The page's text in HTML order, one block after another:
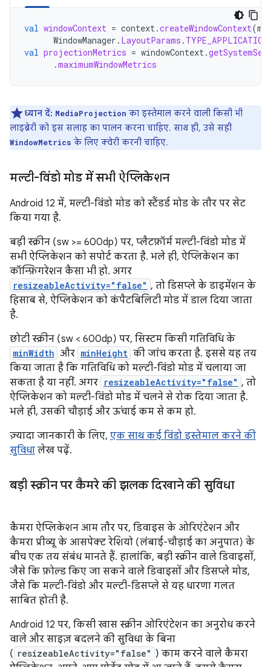
val windowContext = context.createWindowContext(
WindowManager . LayoutParams . TYPE_APPLICATION
val projectionMetrics = windowContext.
.maximumWindowMetrics
ध्यान दें: MediaProjection का इस्तेमाल करने वाली किसी भी
लाइब्रेरी को इस सलाह का पालन करना चाहिए. साथ ही, उसे सही
WindowMetrics के लिए क्वेरी करनी चाहिए.
मल्टी-विंडो मोड में सभी ऐप्लिकेशन
Android 12 में, मल्टी-विंडो मोड को स्टैंडर्ड मोड के तौर पर सेट
किया गया है.
बड़ी स्क्रीन (sw >= 600dp) पर, प्लैटफ़ॉर्म मल्टी-विंडो मोड में
सभी ऐप्लिकेशन को सपोर्ट करता है. भले ही, ऐप्लिकेशन का
कॉन्फ़िगरेशन कैसा भी हो. अगर
resizeableActivity="false" , तो डिसप्ले के डाइमेंशन के
हिसाब से, ऐप्लिकेशन को कंपैटबिलिटी मोड में डाल दिया जाता
है.
छोटी स्क्रीन (sw < 600dp) पर, सिस्टम किसी गतिविधि के
minWidth और minHeight की जांच करता है. इससे यह तय
किया जाता है कि गतिविधि को मल्टी-विंडो मोड में चलाया जा
सकता है या नहीं. अगर resizeableActivity="false" , तो
ऐप्लिकेशन को मल्टी-विंडो मोड में चलने से रोक दिया जाता है.
भले ही, उसकी चौड़ाई और ऊंचाई कम से कम हो.
ज़्यादा जानकारी के लिए, एक साथ कई विंडो इस्तेमाल करने की
सुविधा लेख पढ़ें.
बड़ी स्क्रीन पर कैमरे की झलक दिखाने की सुविधा
कैमरा ऐप्लिकेशन आम तौर पर, डिवाइस के ओरिएंटेशन और
कैमरा प्रीव्यू के आसपेक्ट रेशियो (लंबाई-चौड़ाई का अनुपात) के
बीच एक तय संबंध मानते हैं. हालांकि, बड़ी स्क्रीन वाले डिवाइसों,
जैसे कि फ़ोल्ड किए जा सकने वाले डिवाइसों और डिसप्ले मोड,
जैसे कि मल्टी-विंडो और मल्टी-डिसप्ले से यह धारणा गलत
साबित होती है.
Android 12 पर, किसी खास स्क्रीन ओरिएंटेशन का अनुरोध करने
वाले और साइज़ बदलने की सुविधा के बिना
( resizeableActivity="false" ) काम करने वाले कैमरा